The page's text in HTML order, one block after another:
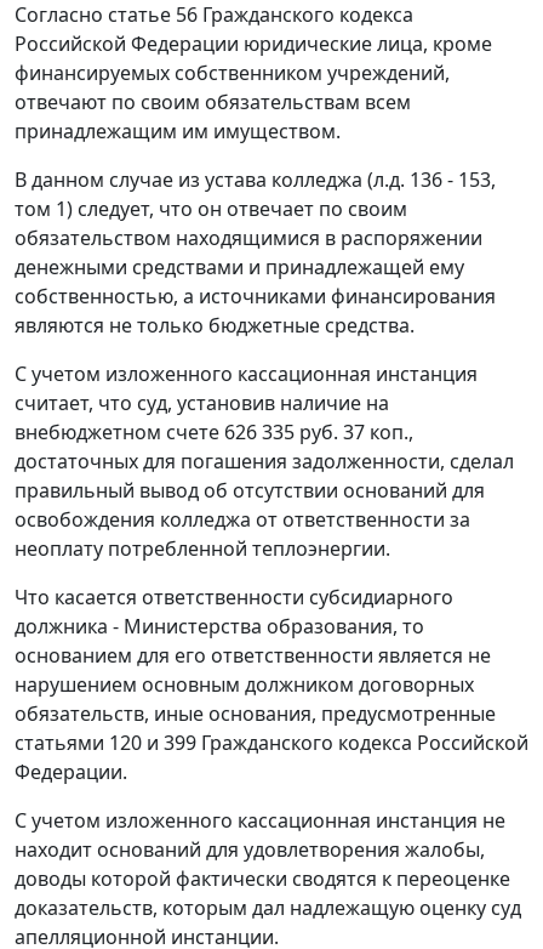
Согласно статье 56 Гражданского кодекса
Российской Федерации юридические лица, кроме
финансируемых собственником учреждений,
отвечают по своим обязательствам всем
принадлежащим им имуществом.
В данном случае из устава колледжа (л.д. 136 - 153,
том 1) следует, что он отвечает по своим
обязательством находящимися в распоряжении
денежными средствами и принадлежащей ему
собственностью, а источниками финансирования
являются не только бюджетные средства.
С учетом изложенного кассационная инстанция
считает, что суд, установив наличие на
внебюджетном счете 626 335 руб. 37 коп.,
достаточных для погашения задолженности, сделал
правильный вывод об отсутствии оснований для
освобождения колледжа от ответственности за
неоплату потребленной теплоэнергии.
Что касается ответственности субсидиарного
должника - Министерства образования, то
основанием для его ответственности является не
нарушением основным должником договорных
обязательств, иные основания, предусмотренные
статьями 120 и 399 Гражданского кодекса Российской
Федерации.
С учетом изложенного кассационная инстанция не
находит оснований для удовлетворения жалобы,
доводы которой фактически сводятся к переоценке
доказательств, которым дал надлежащую оценку суд
апелляционной инстанции.